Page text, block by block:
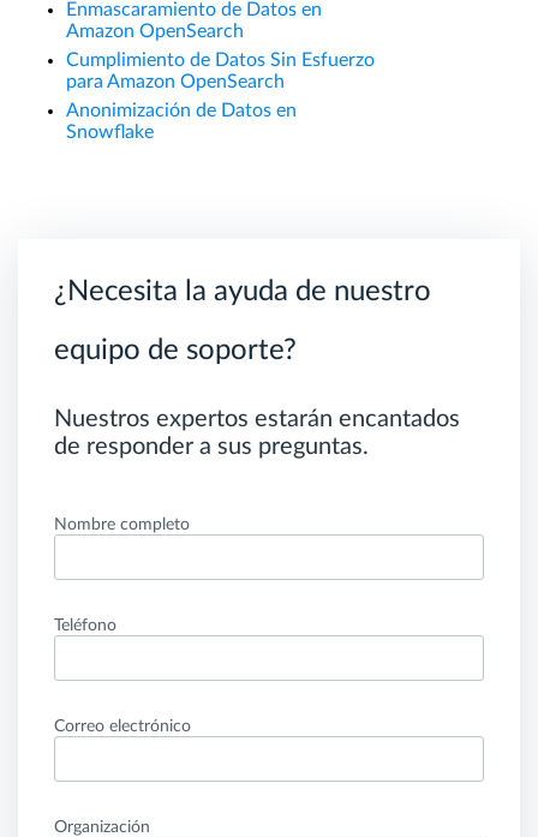
Enmascaramiento de Datos en
Amazon OpenSearch
Cumplimiento de Datos Sin Esfuerzo
para Amazon OpenSearch
Anonimización de Datos en
Snowflake
¿Necesita la ayuda de nuestro
equipo de soporte?
Nuestros expertos estarán encantados
de responder a sus preguntas.
Nombre completo
Teléfono
Correo electrónico
Organización